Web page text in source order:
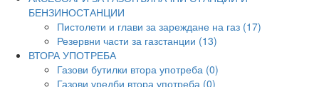
БЕНЗИНОСТАНЦИИ
Пистолети и глави за зареждане на газ (17)
Резервни части за газстанции (13)
ВТОРА УПОТРЕБА
Газови бутилки втора употреба (0)
Газови уредби втора употреба (0)